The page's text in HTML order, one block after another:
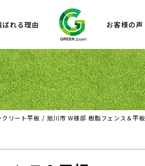
ばれる理由 お客様の声
クリート平板 / 旭川市 W様邸 樹脂フェンス＆平板